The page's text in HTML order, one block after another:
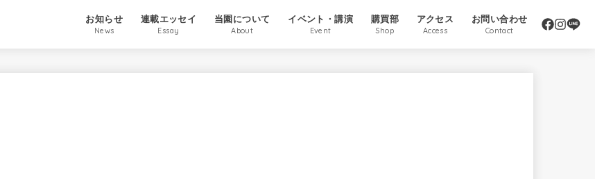
お知らせ
News
連載エッセイ
Essay
当園について
About
イベント・講演
Event
購買部
Shop
アクセス
Access
お問い合わせ
Contact